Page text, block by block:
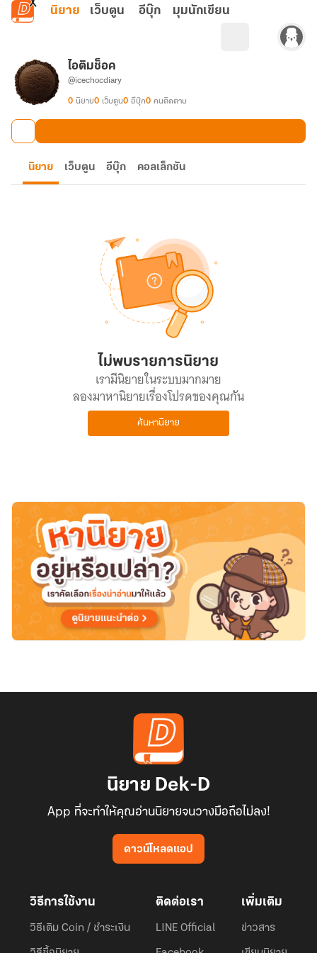
ข้ามไปยังเนื้อหาหลัก
นิยาย เว็บตูน อีบุ๊ก มุมนักเขียน
ไอติมช็อค
@icechocdiary
0 นิยาย0 เว็บตูน0 อีบุ๊ก0 คนติดตาม
นิยาย เว็บตูน อีบุ๊ก คอลเล็กชัน
ไม่พบรายการนิยาย
เรามีนิยายในระบบมากมาย
ลองมาหานิยายเรื่องโปรดของคุณกัน
ค้นหานิยาย
นิยาย Dek-D
App ที่จะทำให้คุณอ่านนิยายจนวางมือถือไม่ลง!
ดาวน์โหลดแอป
วิธีการใช้งาน
วิธีเติม Coin / ชำระเงิน
ติดต่อเรา
LINE Official
เพิ่มเติม
ข่าวสาร